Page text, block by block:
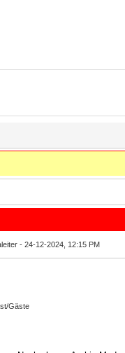
- 24-12-2024, 12:15 PM
Gäste